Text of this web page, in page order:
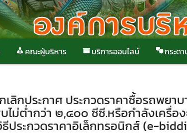
คณะผู้บริหาร บริการออนไลน์ กระด
เลิกประกาศ ประกวดราคาซื้อรถพยา
ไม่ต่ำกว่า ๒,๔๐๐ ซีซี.หรือกำลังเครื่
ประกวดราคาอิเล็กทรอนิกส์ (e-